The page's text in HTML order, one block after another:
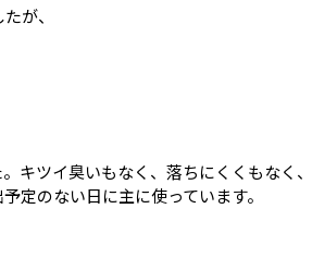
が、
キツイ臭いもなく、落ちにくくもな
定のない日に主に使っています。